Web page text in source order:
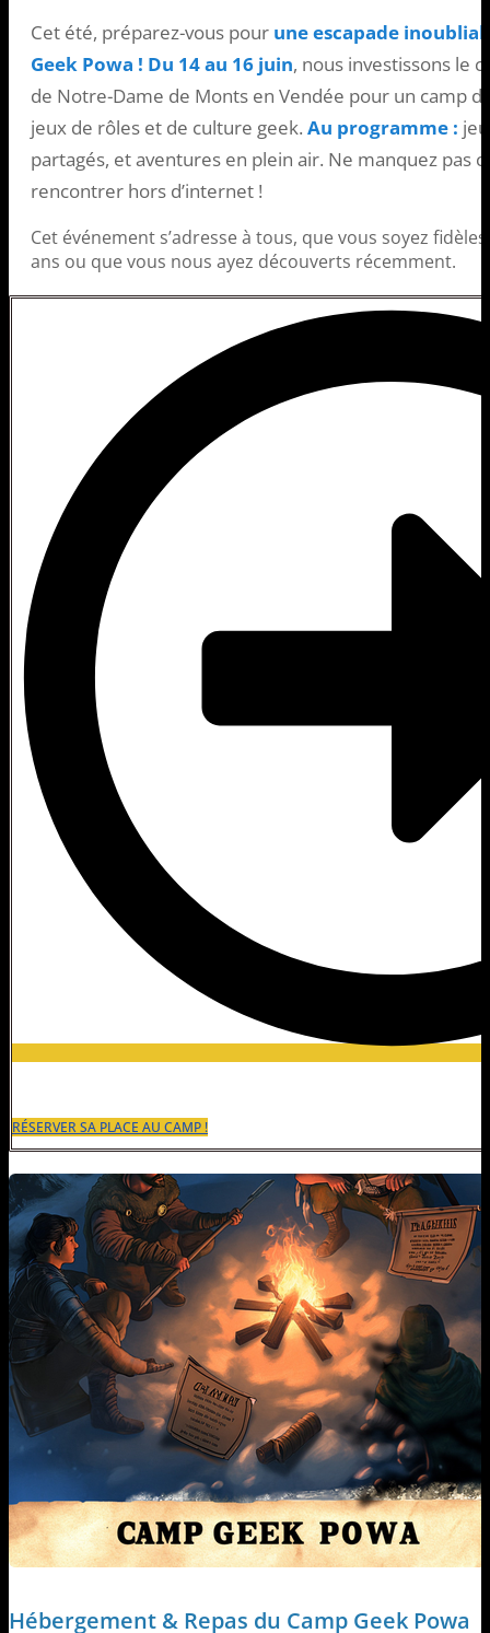
Cet été, préparez-vous pour une escapade
Geek Powa ! Du 14 au 16 juin, nous investissons le
de Notre-Dame de Monts en Vendée pour un camp
jeux de rôles et de culture geek. Au programme :
partagés, et aventures en plein air. Ne manquez pas
rencontrer hors d’internet !
Cet événement s’adresse à tous, que vous soyez
ans ou que vous nous ayez découverts récemment.
RÉSERVER SA PLACE AU CAMP !
Hébergement & Repas du Camp Geek Powa